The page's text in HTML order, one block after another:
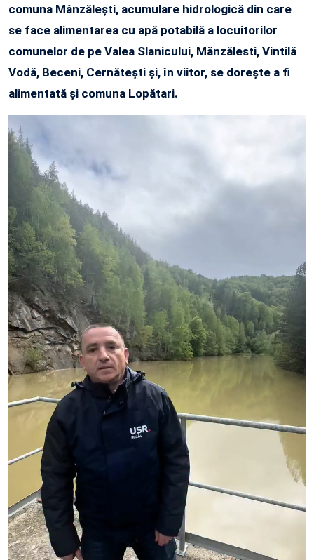
comuna Mânzălești, acumulare hidrologică din care
se face alimentarea cu apă potabilă a locuitorilor
comunelor de pe Valea Slanicului, Mănzălesti, Vintilă
Vodă, Beceni, Cernătești și, în viitor, se dorește a fi
alimentată și comuna Lopătari.